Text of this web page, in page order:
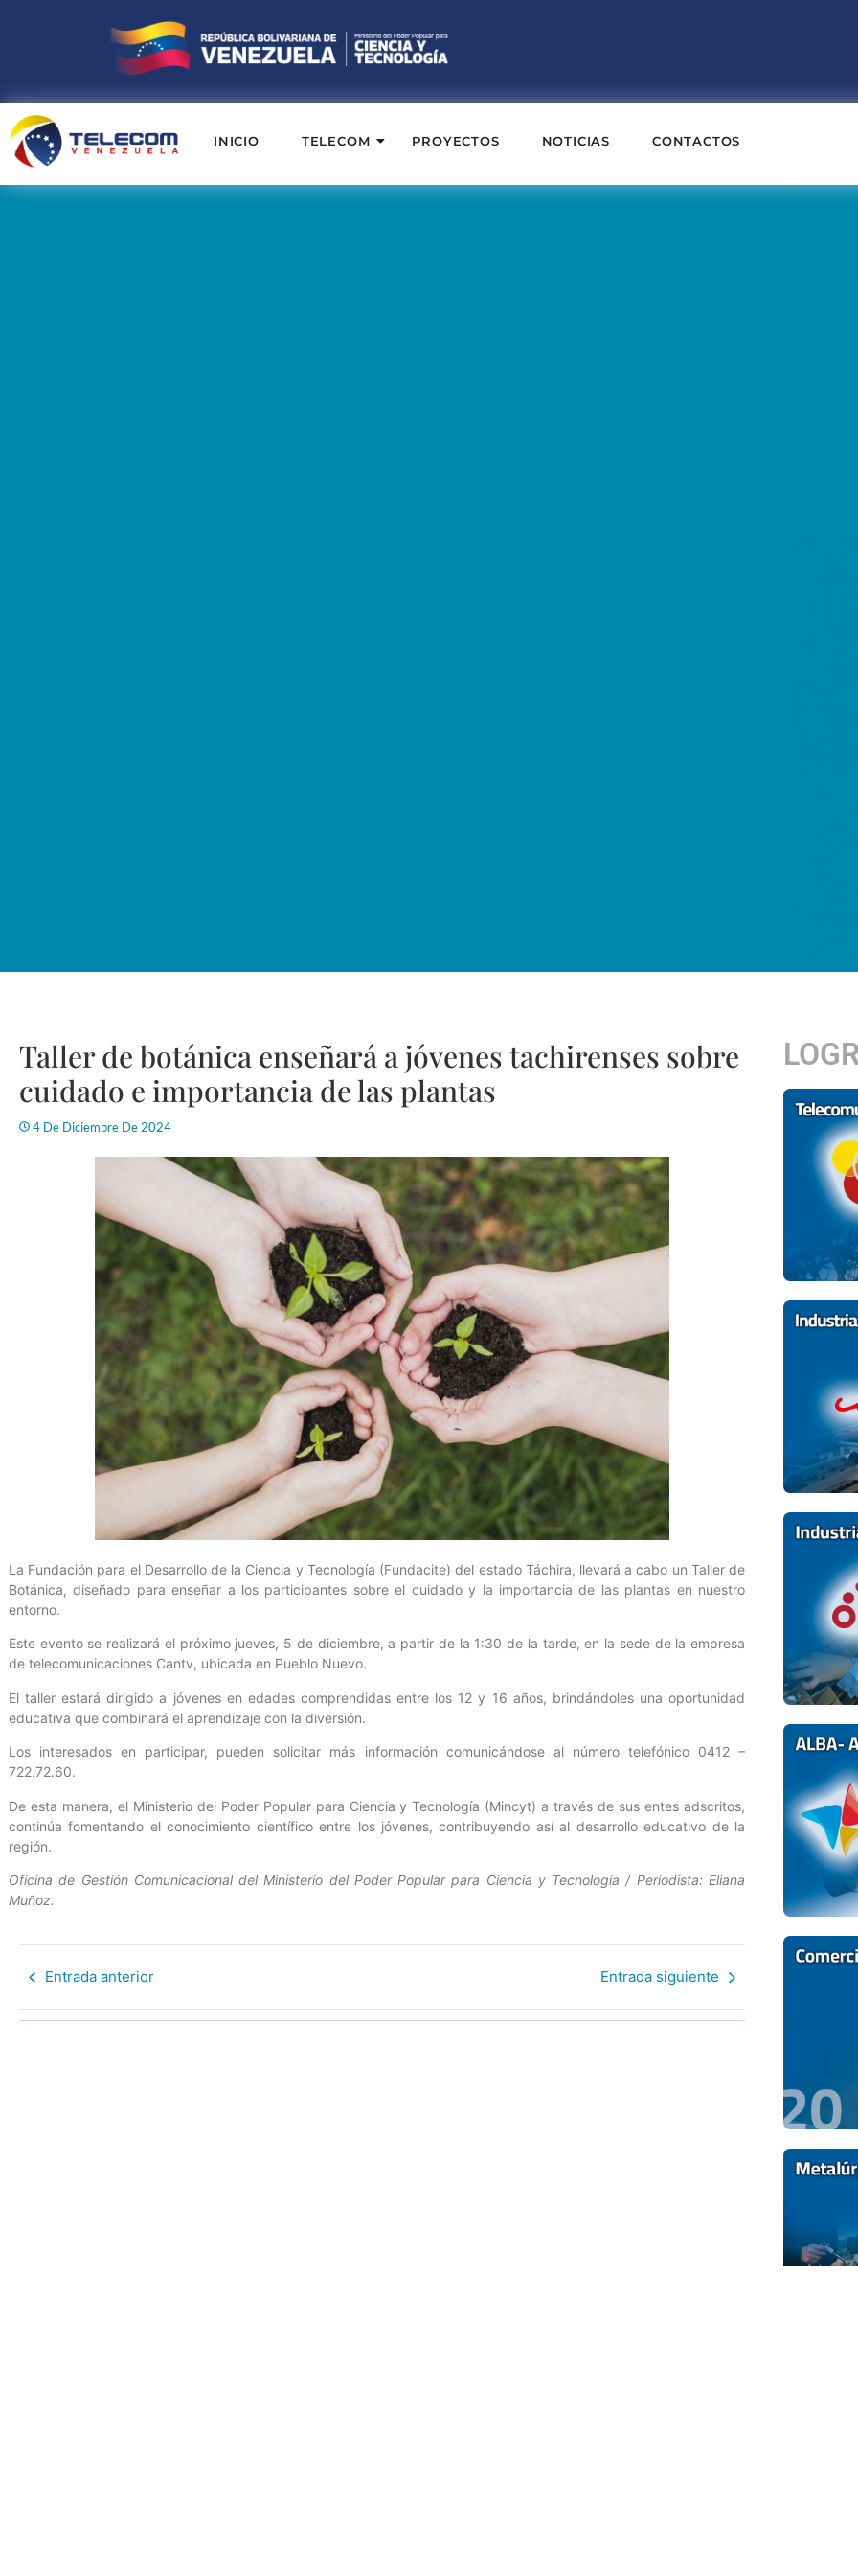
INICIO TELECOM PROYECTOS NOTICIAS CONTACTOS
Taller de botánica enseñará a jóvenes tachirenses sobre
cuidado e importancia de las plantas
4 De Diciembre De 2024
La Fundación para el Desarrollo de la Ciencia y Tecnología (Fundacite) del estado Táchira, llevará a cabo un Taller de
Botánica, diseñado para enseñar a los participantes sobre el cuidado y la importancia de las plantas en nuestro
entorno.
Este evento se realizará el próximo jueves, 5 de diciembre, a partir de la 1:30 de la tarde, en la sede de la empresa
de telecomunicaciones Cantv, ubicada en Pueblo Nuevo.
El taller estará dirigido a jóvenes en edades comprendidas entre los 12 y 16 años, brindándoles una oportunidad
educativa que combinará el aprendizaje con la diversión.
Los interesados en participar, pueden solicitar más información comunicándose al número telefónico 0412 –
722.72.60.
De esta manera, el Ministerio del Poder Popular para Ciencia y Tecnología (Mincyt) a través de sus entes adscritos,
continúa fomentando el conocimiento científico entre los jóvenes, contribuyendo así al desarrollo educativo de la
región.
Oficina de Gestión Comunicacional del Ministerio del Poder Popular para Ciencia y Tecnología / Periodista: Eliana
Muñoz.
Entrada anterior Entrada siguiente